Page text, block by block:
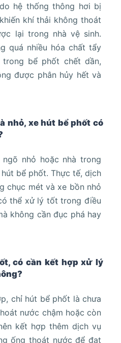
hệ thống thông hơi bị
khí thải không thoát
lại trong nhà vệ sinh.
quá nhiều hóa chất tẩy
bể phốt chết dần,
được phân hủy hết và
nhỏ, xe hút bể phốt có
nhỏ hoặc nhà trong
bể phốt. Thực tế, dịch
chục mét và xe bồn nhỏ
thể xử lý tốt trong điều
không cần đục phá hay
có cần kết hợp xử lý
chỉ hút bể phốt là chưa
nước chậm hoặc còn
kết hợp thêm dịch vụ
ống thoát nước để đạt